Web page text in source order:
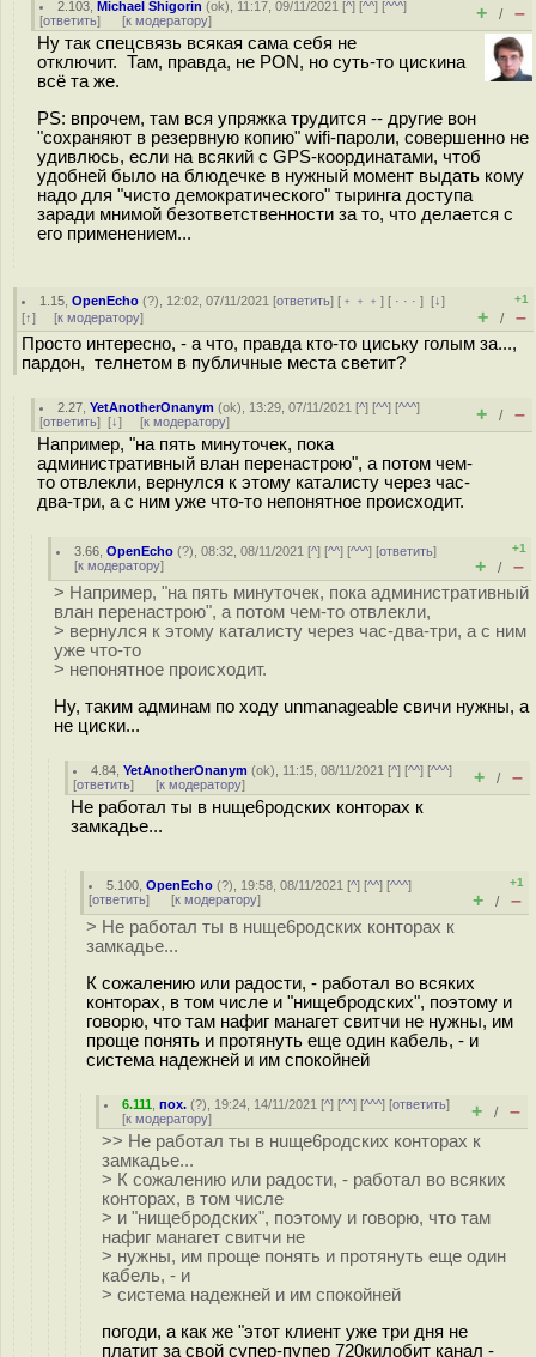
2.103 ,Michael Shigorin (ok), 11:17, 09/11/2021 [^] [^^] [^^^]
[ответить] [к модератору] + / –
Ну так спецсвязь всякая сама себя не
отключит. Там, правда, не PON, но суть-то цискина
всё та же.
PS: впрочем, там вся упряжка трудится -- другие вон
"сохраняют в резервную копию" wifi-пароли, совершенно не
удивлюсь, если на всякий с GPS-координатами, чтоб
удобней было на блюдечке в нужный момент выдать кому
надо для "чисто демократического" тыринга доступа
заради мнимой безответственности за то, что делается с
его применением...
1.15 ,OpenEcho (?), 12:02, 07/11/2021 [ответить] [ ﹢﹢﹢] [ · · ·][↓]
[↑] [к модератору]
+1
+ / –
Просто интересно, - а что, правда кто-то циську голым за...,
пардон, телнетом в публичные места светит?
2.27 ,YetAnotherOnanym (ok), 13:29, 07/11/2021 [^] [^^] [^^^]
[ответить] [↓] [к модератору] + / –
Например, "на пять минуточек, пока
административный влан перенастрою", а потом чем-
то отвлекли, вернулся к этому каталисту через час-
два-три, а с ним уже что-то непонятное происходит.
3.66 ,OpenEcho (?), 08:32, 08/11/2021 [^] [^^] [^^^] [ответить]
[к модератору]
+1
+ / –
> Например, "на пять минуточек, пока административный
влан перенастрою", а потом чем-то отвлекли,
> вернулся к этому каталисту через час-два-три, а с ним
уже что-то
> непонятное происходит.
Ну, таким админам по ходу unmanageable свичи нужны, а
не циски...
4.84 ,YetAnotherOnanym (ok), 11:15, 08/11/2021 [^] [^^] [^^^]
[ответить] [к модератору] + / –
Не работал ты в нuщe6poдских конторах к
замкадье...
5.100 ,OpenEcho (?), 19:58, 08/11/2021 [^] [^^] [^^^]
[ответить] [к модератору]
+1
+ / –
> Не работал ты в нuщe6poдских конторах к
замкадье...
К сожалению или радости, - работал во всяких
конторах, в том числе и "нищeбрoдcких", поэтому и
говорю, что там нафиг манагет свитчи не нужны, им
проще понять и протянуть еще один кабель, - и
система надежней и им спокойней
6.111 ,пох. (?), 19:24, 14/11/2021 [^] [^^] [^^^] [ответить]
[к модератору] + / –
>> Не работал ты в нuщe6poдских конторах к
замкадье...
> К сожалению или радости, - работал во всяких
конторах, в том числе
> и "нищeбрoдcких", поэтому и говорю, что там
нафиг манагет свитчи не
> нужны, им проще понять и протянуть еще один
кабель, - и
> система надежней и им спокойней
погоди, а как же "этот клиент уже три дня не
платит за свой супер-пупер 720килобит канал -